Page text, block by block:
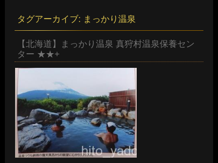
タグアーカイブ: まっかり温泉
【北海道】まっかり温泉 真狩村温泉保養セン
ター ★★+